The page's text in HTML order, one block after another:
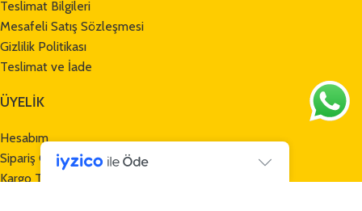
Teslimat Bilgileri
Mesafeli Satış Sözleşmesi
Gizlilik Politikası
Teslimat ve İade
ÜYELİK
Hesabım
Sipariş Geçmişi
Kargo Takibi